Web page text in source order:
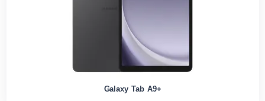
Galaxy Tab A9+